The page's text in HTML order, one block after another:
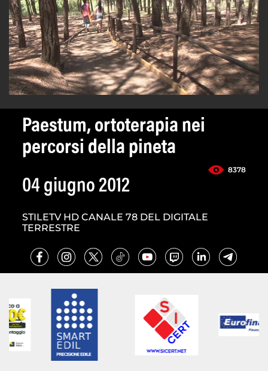
Paestum, ortoterapia nei
percorsi della pineta
8378
04 giugno 2012
STILETV HD CANALE 78 DEL DIGITALE
TERRESTRE